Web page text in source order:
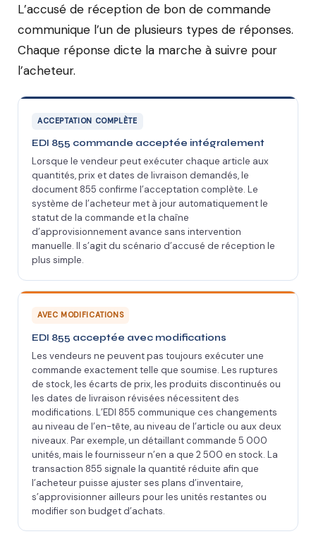
L’accusé de réception de bon de commande
communique l’un de plusieurs types de réponses.
Chaque réponse dicte la marche à suivre pour
l’acheteur.
ACCEPTATION COMPLÈTE
EDI 855 commande acceptée intégralement
Lorsque le vendeur peut exécuter chaque article aux
quantités, prix et dates de livraison demandés, le
document 855 confirme l’acceptation complète. Le
système de l’acheteur met à jour automatiquement le
statut de la commande et la chaîne
d’approvisionnement avance sans intervention
manuelle. Il s’agit du scénario d’accusé de réception le
plus simple.
AVEC MODIFICATIONS
EDI 855 acceptée avec modifications
Les vendeurs ne peuvent pas toujours exécuter une
commande exactement telle que soumise. Les ruptures
de stock, les écarts de prix, les produits discontinués ou
les dates de livraison révisées nécessitent des
modifications. L’EDI 855 communique ces changements
au niveau de l’en-tête, au niveau de l’article ou aux deux
niveaux. Par exemple, un détaillant commande 5 000
unités, mais le fournisseur n’en a que 2 500 en stock. La
transaction 855 signale la quantité réduite afin que
l’acheteur puisse ajuster ses plans d’inventaire,
s’approvisionner ailleurs pour les unités restantes ou
modifier son budget d’achats.